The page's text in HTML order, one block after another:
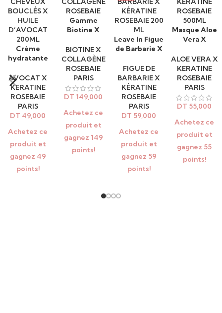
Lisse sans graisser ni alourdir
Protège les cheveux des agressions extérieures
Parfum délicat et effet soyeux immédiat
Convient aux cheveux normaux, gras ou mixtes
Conseils d’utilisation :
Déposez quelques gouttes sur cheveux secs ou humides, puis
répartissez sur les longueurs et pointes. Utilisable
quotidiennement, à tout moment de la journée, pour raviver
l’éclat de vos cheveux.
AJOUTER AU
PANIER
Crème
hydratante
bouclés x
Huile
d’Avocat
200ml
AVOCAT X
KERATINE
ROSEBAIE
PARIS
DT 49,000
Achetez ce
produit et
gagnez 49
points!
AJOUTER AU
PANIER
Gamme
Biotine X
Rosebaie
BIOTINE X
COLLAGÈNE
ROSEBAIE
PARIS
DT 149,000
Achetez ce
produit et
gagnez 149
points!
LIRE LA SUITE
Leave In Figue
de Barbarie X
Rosebaie 200
ml
FIGUE DE
BARBARIE X
KÉRATINE
ROSEBAIE
PARIS
DT 59,000
Achetez ce
produit et
gagnez 59
points!
AJOUTER AU
PANIER
Masque Aloe
Vera X
Rosebaie
500ML
ALOE VERA X
KERATINE
ROSEBAIE
PARIS
DT 55,000
Achetez ce
produit et
gagnez 55
points!